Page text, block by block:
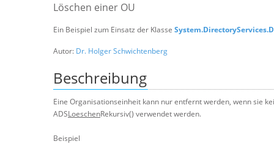
Löschen einer OU
Ein Beispiel zum Einsatz der Klasse
Autor: Dr. Holger Schwichtenberg
Beschreibung
Eine Organisationseinheit kann nur entfernt werden, wenn sie
ADSLoeschenRekursiv() verwendet werden.
Beispiel